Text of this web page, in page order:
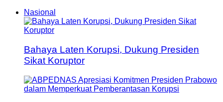
Nasional
Bahaya Laten Korupsi, Dukung Presiden
Sikat Koruptor